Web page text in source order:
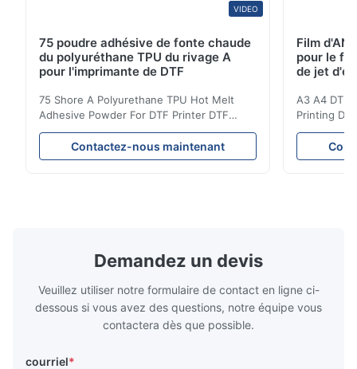
VIDEO
75 poudre adhésive de fonte chaude
du polyuréthane TPU du rivage A
pour l'imprimante de DTF
75 Shore A Polyurethane TPU Hot Melt
Adhesive Powder For DTF Printer DTF
Powder Technical Parameters Bonding
Parameters ( reference only) Temperature
110-130℃ Press 0.5-1.5 kg/cm2 Time 8-20
Contactez-nous maintenant
Film
pour le
de jet
A3 A4 DTF
Printing
application
textile
pattern
Demandez un devis
Veuillez utiliser notre formulaire de contact en ligne ci-
dessous si vous avez des questions, notre équipe vous
contactera dès que possible.
courriel*